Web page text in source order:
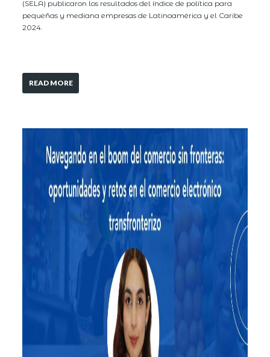
(SELA) publicaron los resultados del índice de política para
pequeñas y mediana empresas de Latinoamérica y el Caribe
2024.
READ MORE